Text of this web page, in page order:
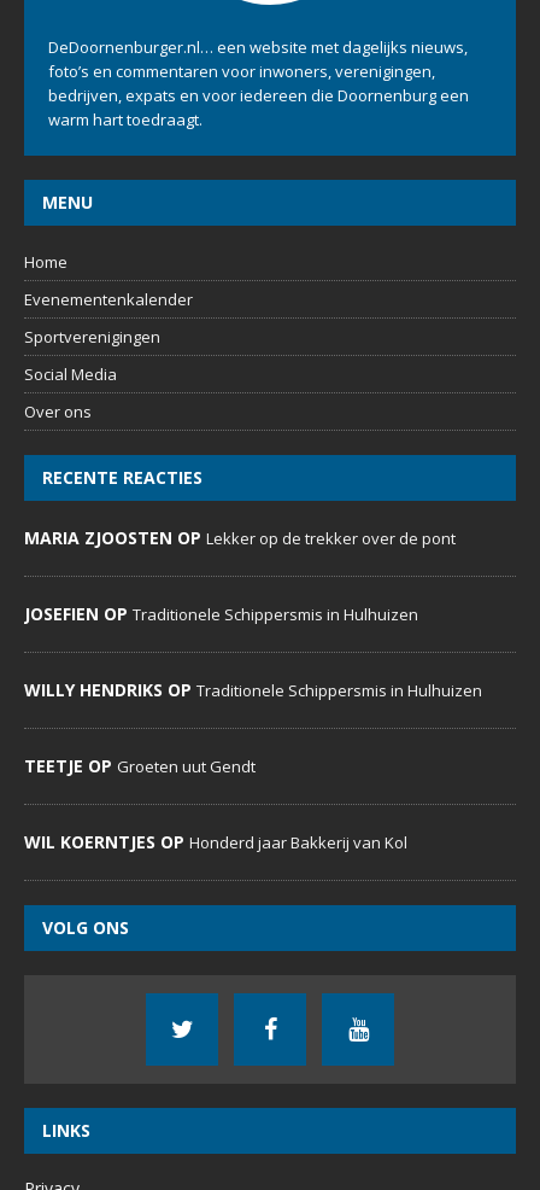
DeDoornenburger.nl… een website met dagelijks nieuws,
foto’s en commentaren voor inwoners, verenigingen,
bedrijven, expats en voor iedereen die Doornenburg een
warm hart toedraagt.
MENU
Home
Evenementenkalender
Sportverenigingen
Social Media
Over ons
RECENTE REACTIES
MARIA ZJOOSTEN OP Lekker op de trekker over de pont
JOSEFIEN OP Traditionele Schippersmis in Hulhuizen
WILLY HENDRIKS OP Traditionele Schippersmis in Hulhuizen
TEETJE OP Groeten uut Gendt
WIL KOERNTJES OP Honderd jaar Bakkerij van Kol
VOLG ONS
LINKS